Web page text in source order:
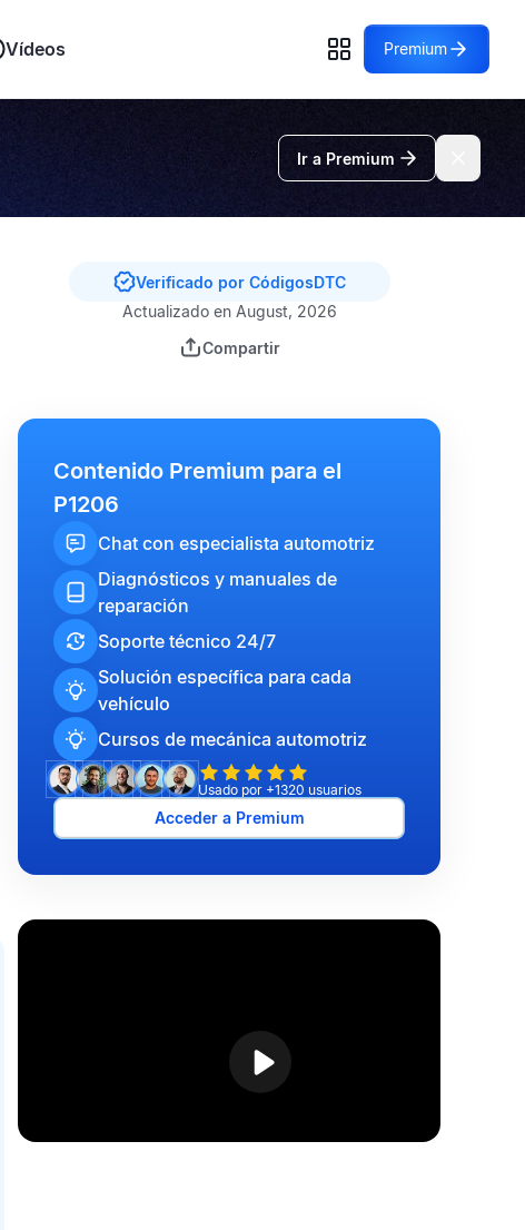
Vídeos Premium
Ir a Premium
Verificado por CódigosDTC
Actualizado en August, 2026
Compartir
Contenido Premium para el
P1206
Chat con especialista automotriz
Diagnósticos y manuales de
reparación
Soporte técnico 24/7
Solución específica para cada
vehículo
Cursos de mecánica automotriz
Usado por +1320 usuarios
Acceder a Premium